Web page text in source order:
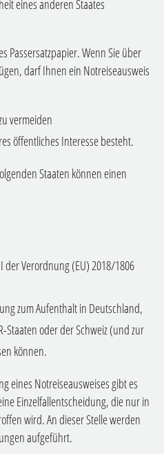
eines anderen Staates
Passersatzpapier. Wenn Sie über
darf Ihnen ein Notreiseausweis
vermeiden
öffentliches Interesse besteht.
Staaten können einen
der Verordnung (EU) 2018/1806
zum Aufenthalt in Deutschland,
Staaten oder der Schweiz (und zur
können.
eines Notreiseausweises gibt es
Einzelfallentscheidung, die nur in
wird. An dieser Stelle werden
aufgeführt.